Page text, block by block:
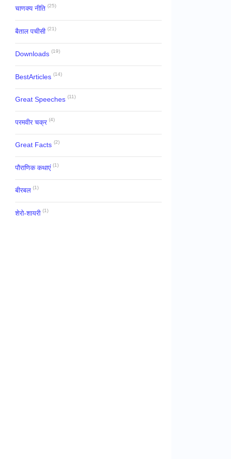
चाणक्य नीति (25)
बैताल पचीसी (21)
Downloads (19)
BestArticles (14)
Great Speeches (11)
परमवीर चक्र (4)
Great Facts (2)
पौराणिक कथाएं (1)
बीरबल (1)
शेरो-शायरी (1)